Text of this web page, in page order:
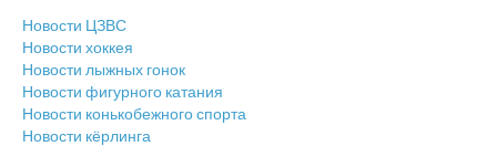
Новости ЦЗВС
Новости хоккея
Новости лыжных гонок
Новости фигурного катания
Новости конькобежного спорта
Новости кёрлинга